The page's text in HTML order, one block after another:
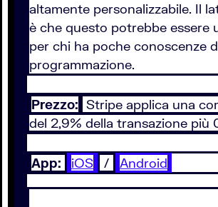
altamente personalizzabile. Il
è che questo potrebbe essere
per chi ha poche conoscenze
programmazione.
Prezzo: Stripe applica una
del 2,9% della transazione più
App: iOS / Android